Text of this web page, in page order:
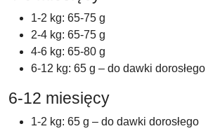
1-2 kg: 65-75 g
2-4 kg: 65-75 g
4-6 kg: 65-80 g
6-12 kg: 65 g – do dawki dorosłego
6-12 miesięcy
1-2 kg: 65 g – do dawki dorosłego